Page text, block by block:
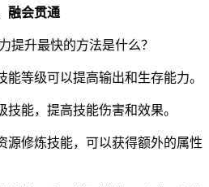
融会贯通
等级可以提高输出和生存能力。
能，提高技能伤害和效果。
源修炼技能，可以获得额外的属性